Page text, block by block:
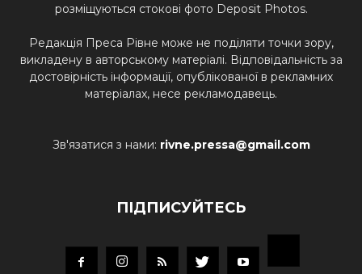
розміщуються стокові фото Deposit Photos.
Редакція Преса Рівне може не поділяти точки зору,
викладену в авторському матеріалі. Відповідальність за
достовірність інформації, опублікованої в рекламних
матеріалах, несе рекламодавець.
Зв'язатися з нами: rivne.pressa@gmail.com
ПІДПИСУЙТЕСЬ